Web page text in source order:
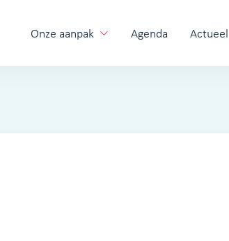
Onze aanpak Agenda Actueel